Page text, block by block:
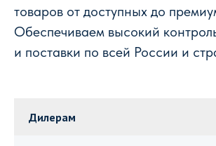
товаров от доступных до
Обеспечиваем высокий
и поставки по всей России и